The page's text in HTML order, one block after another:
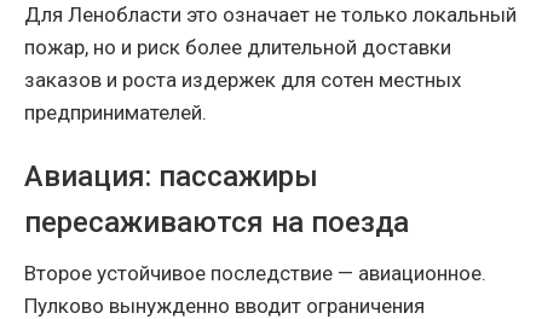
Для Ленобласти это означает не только локальный
пожар, но и риск более длительной доставки
заказов и роста издержек для сотен местных
предпринимателей.
Авиация: пассажиры
пересаживаются на поезда
Второе устойчивое последствие — авиационное.
Пулково вынужденно вводит ограничения